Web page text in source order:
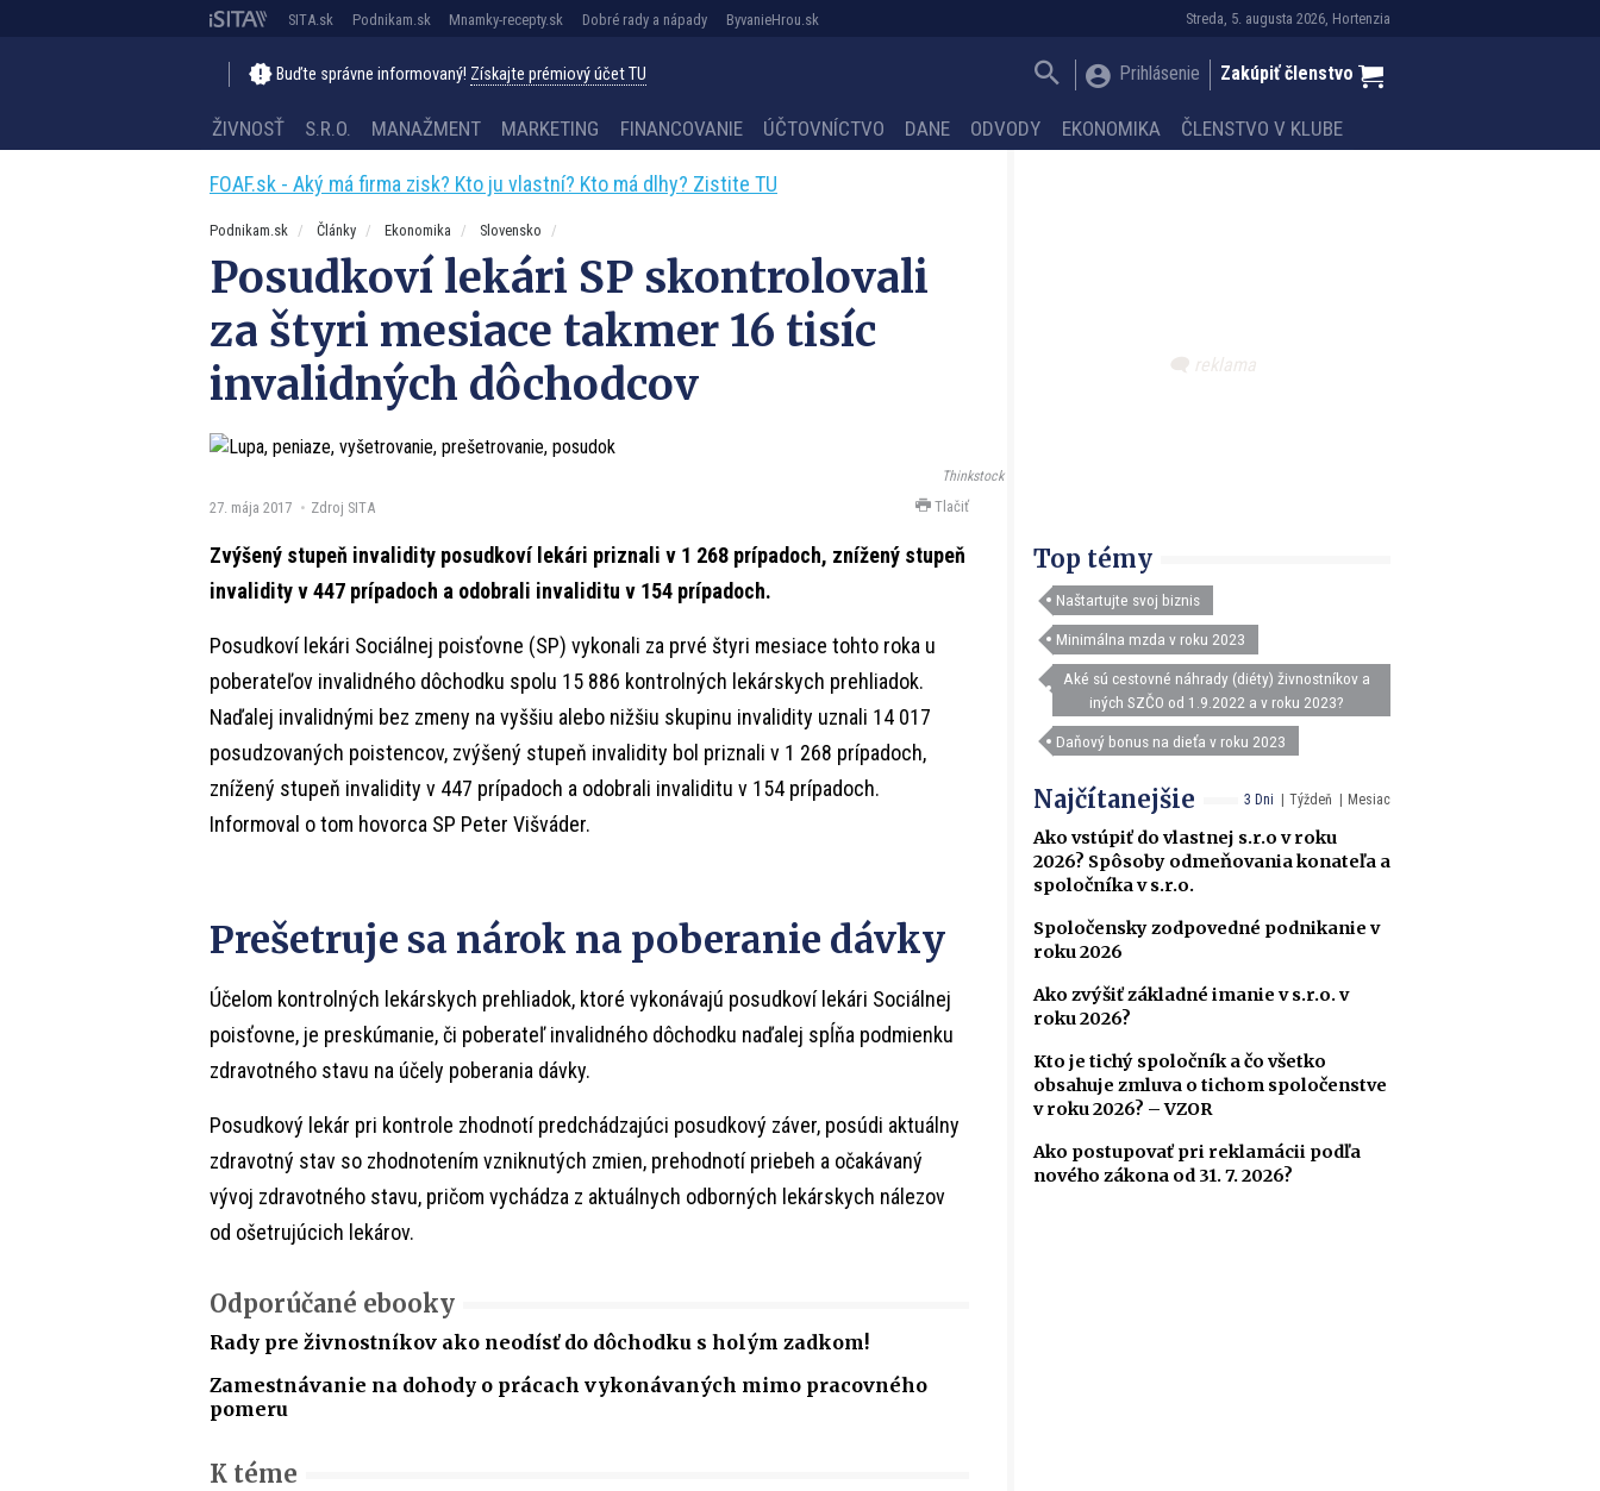
Streda, 5. augusta 2026, Hortenzia
SITA.sk Podnikam.sk Mnamky-recepty.sk Dobré rady a nápady ByvanieHrou.sk
Buďte správne informovaný! Získajte prémiový účet TU Prihlásenie Zakúpiť členstvo
ŽIVNOSŤ S.R.O. MANAŽMENT MARKETING FINANCOVANIE ÚČTOVNÍCTVO DANE ODVODY EKONOMIKA ČLENSTVO V KLUBE
FOAF.sk - Aký má firma zisk? Kto ju vlastní? Kto má dlhy? Zistite TU
Podnikam.sk Články Ekonomika Slovensko
Posudkoví lekári SP skontrolovali
za štyri mesiace takmer 16 tisíc
invalidných dôchodcov
Thinkstock
27. mája 2017 Zdroj SITA Tlačiť
Zvýšený stupeň invalidity posudkoví lekári priznali v 1 268 prípadoch, znížený stupeň
invalidity v 447 prípadoch a odobrali invaliditu v 154 prípadoch.
Posudkoví lekári Sociálnej poisťovne (SP) vykonali za prvé štyri mesiace tohto roka u
poberateľov invalidného dôchodku spolu 15 886 kontrolných lekárskych prehliadok.
Naďalej invalidnými bez zmeny na vyššiu alebo nižšiu skupinu invalidity uznali 14 017
posudzovaných poistencov, zvýšený stupeň invalidity bol priznali v 1 268 prípadoch,
znížený stupeň invalidity v 447 prípadoch a odobrali invaliditu v 154 prípadoch.
Informoval o tom hovorca SP Peter Višváder.
Prešetruje sa nárok na poberanie dávky
Účelom kontrolných lekárskych prehliadok, ktoré vykonávajú posudkoví lekári Sociálnej
poisťovne, je preskúmanie, či poberateľ invalidného dôchodku naďalej spĺňa podmienku
zdravotného stavu na účely poberania dávky.
Posudkový lekár pri kontrole zhodnotí predchádzajúci posudkový záver, posúdi aktuálny
zdravotný stav so zhodnotením vzniknutých zmien, prehodnotí priebeh a očakávaný
vývoj zdravotného stavu, pričom vychádza z aktuálnych odborných lekárskych nálezov
od ošetrujúcich lekárov.
Odporúčané ebooky
Rady pre živnostníkov ako neodísť do dôchodku s holým zadkom!
Zamestnávanie na dohody o prácach vykonávaných mimo pracovného
pomeru
K téme
Top témy
Naštartujte svoj biznis
Minimálna mzda v roku 2023
Aké sú cestovné náhrady (diéty) živnostníkov a
iných SZČO od 1.9.2022 a v roku 2023?
Daňový bonus na dieťa v roku 2023
3 Dni Týždeň Mesiac
Najčítanejšie
Ako vstúpiť do vlastnej s.r.o v roku
2026? Spôsoby odmeňovania konateľa a
spoločníka v s.r.o.
Spoločensky zodpovedné podnikanie v
roku 2026
Ako zvýšiť základné imanie v s.r.o. v
roku 2026?
Kto je tichý spoločník a čo všetko
obsahuje zmluva o tichom spoločenstve
v roku 2026? – VZOR
Ako postupovať pri reklamácii podľa
nového zákona od 31. 7. 2026?